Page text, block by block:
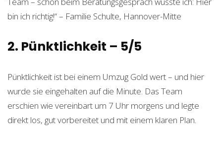
bin ich richtig!“ – Familie Schulte, Hannover-Mitte
2. Pünktlichkeit – 5/5
Pünktlichkeit ist bei einem Umzug Gold wert – und hier
wurde sie eingehalten auf die Minute. Das Team
erschien wie vereinbart um 7 Uhr morgens und legte
direkt los, gut vorbereitet und mit einem klaren Plan.